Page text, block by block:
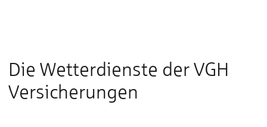
Die Wet­ter­diens­te der VGH
Ver­si­che­run­gen